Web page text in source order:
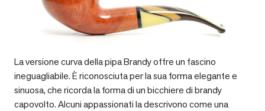
La versione curva della pipa Brandy offre un fascino
ineguagliabile. È riconosciuta per la sua forma elegante e
sinuosa, che ricorda la forma di un bicchiere di brandy
capovolto. Alcuni appassionati la descrivono come una